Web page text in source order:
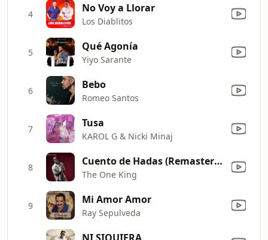
4 No Voy a Llorar
Los Diablitos
5 Qué Agonía
Yiyo Sarante
6 Bebo
Romeo Santos
7 Tusa
KAROL G & Nicki Minaj
8 Cuento de Hadas (Remastered)
The One King
9 Mi Amor Amor
Ray Sepulveda
NI SIQUIERA